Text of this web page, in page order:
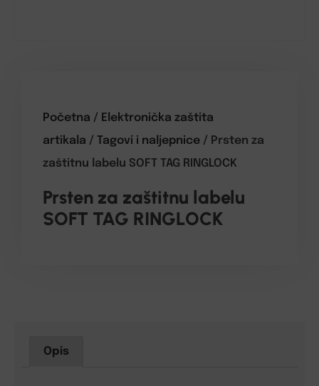
Početna / Elektronička zaštita
artikala / Tagovi i naljepnice / Prsten za
zaštitnu labelu SOFT TAG RINGLOCK
Prsten za zaštitnu labelu
SOFT TAG RINGLOCK
Opis